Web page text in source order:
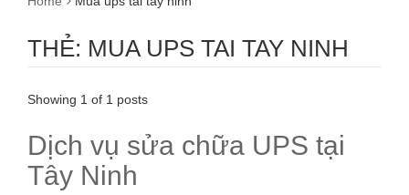
THẺ: MUA UPS TAI TAY NINH
Showing 1 of 1 posts
Dịch vụ sửa chữa UPS tại
Tây Ninh